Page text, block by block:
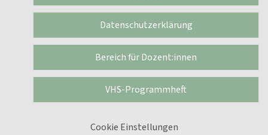
Datenschutzerklärung
Bereich für Dozent:innen
VHS-Programmheft
Cookie Einstellungen